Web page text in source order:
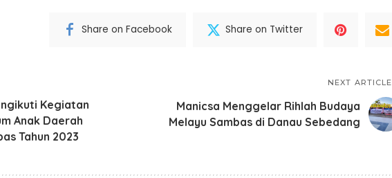
Share on Facebook Share on Twitter
Kegiatan
Anak Daerah
Tahun 2023
NEXT ARTICLE
Manicsa Menggelar Rihlah Budaya
Melayu Sambas di Danau Sebedang